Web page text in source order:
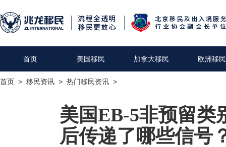
首页 美国移民 加拿大移民 欧洲移民
首页 > 移民资讯 > 热门移民资讯 >
美国EB-5非预留类
后传递了哪些信号